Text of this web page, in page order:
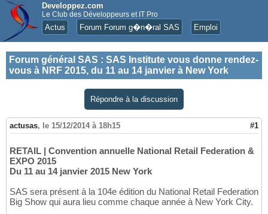
Developpez.com
Le Club des Développeurs et IT Pro
Actus Forum Forum g�n�ral SAS Emploi
Forum général SAS : SAS Institute vous donne rendez-
vous à NRF 2015, du 11 au 14 janvier à New York
Répondre à la discussion
actusas, le 15/12/2014 à 18h15 #1
RETAIL | Convention annuelle National Retail Federation &
EXPO 2015
Du 11 au 14 janvier 2015 New York
SAS sera présent à la 104e édition du National Retail Federation
Big Show qui aura lieu comme chaque année à New York City.